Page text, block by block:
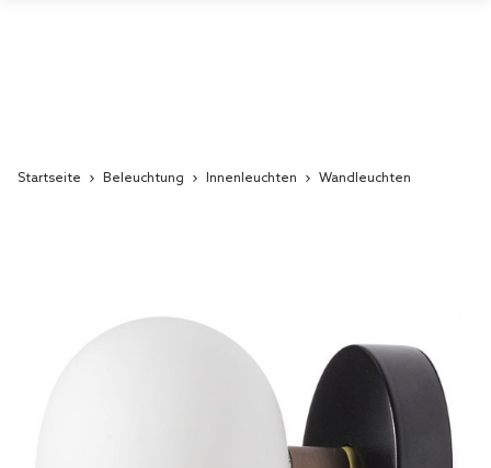
Startseite Beleuchtung Innenleuchten Wandleuchten